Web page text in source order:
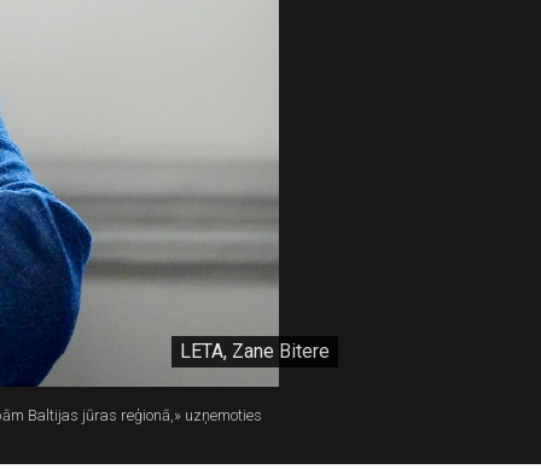
LETA, Zane Bitere
Baltijas jūras reģionā,» uzņemoties